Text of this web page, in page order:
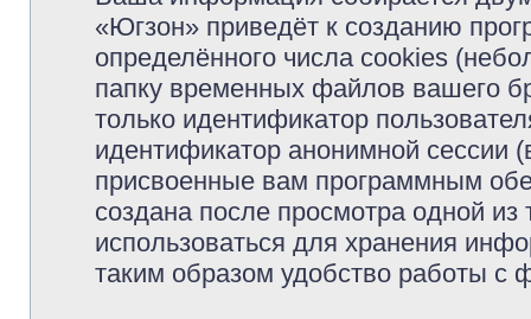
«Югзон» приведёт к созданию
определённого числа cookies
папку временных файлов вашего
только идентификатор
идентификатор анонимной сессии
присвоенные вам программным
создана после просмотра одной
использоваться для хранения
таким образом удобство работы с